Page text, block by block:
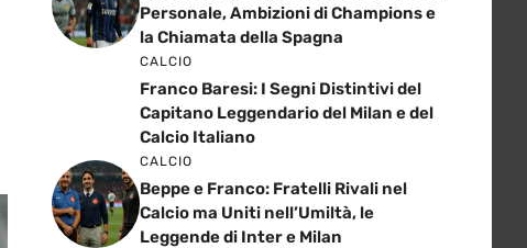
Personale, Ambizioni di Champions e
la Chiamata della Spagna
CALCIO
Franco Baresi: I Segni Distintivi del
Capitano Leggendario del Milan e del
Calcio Italiano
CALCIO
Beppe e Franco: Fratelli Rivali nel
Calcio ma Uniti nell’Umiltà, le
Leggende di Inter e Milan